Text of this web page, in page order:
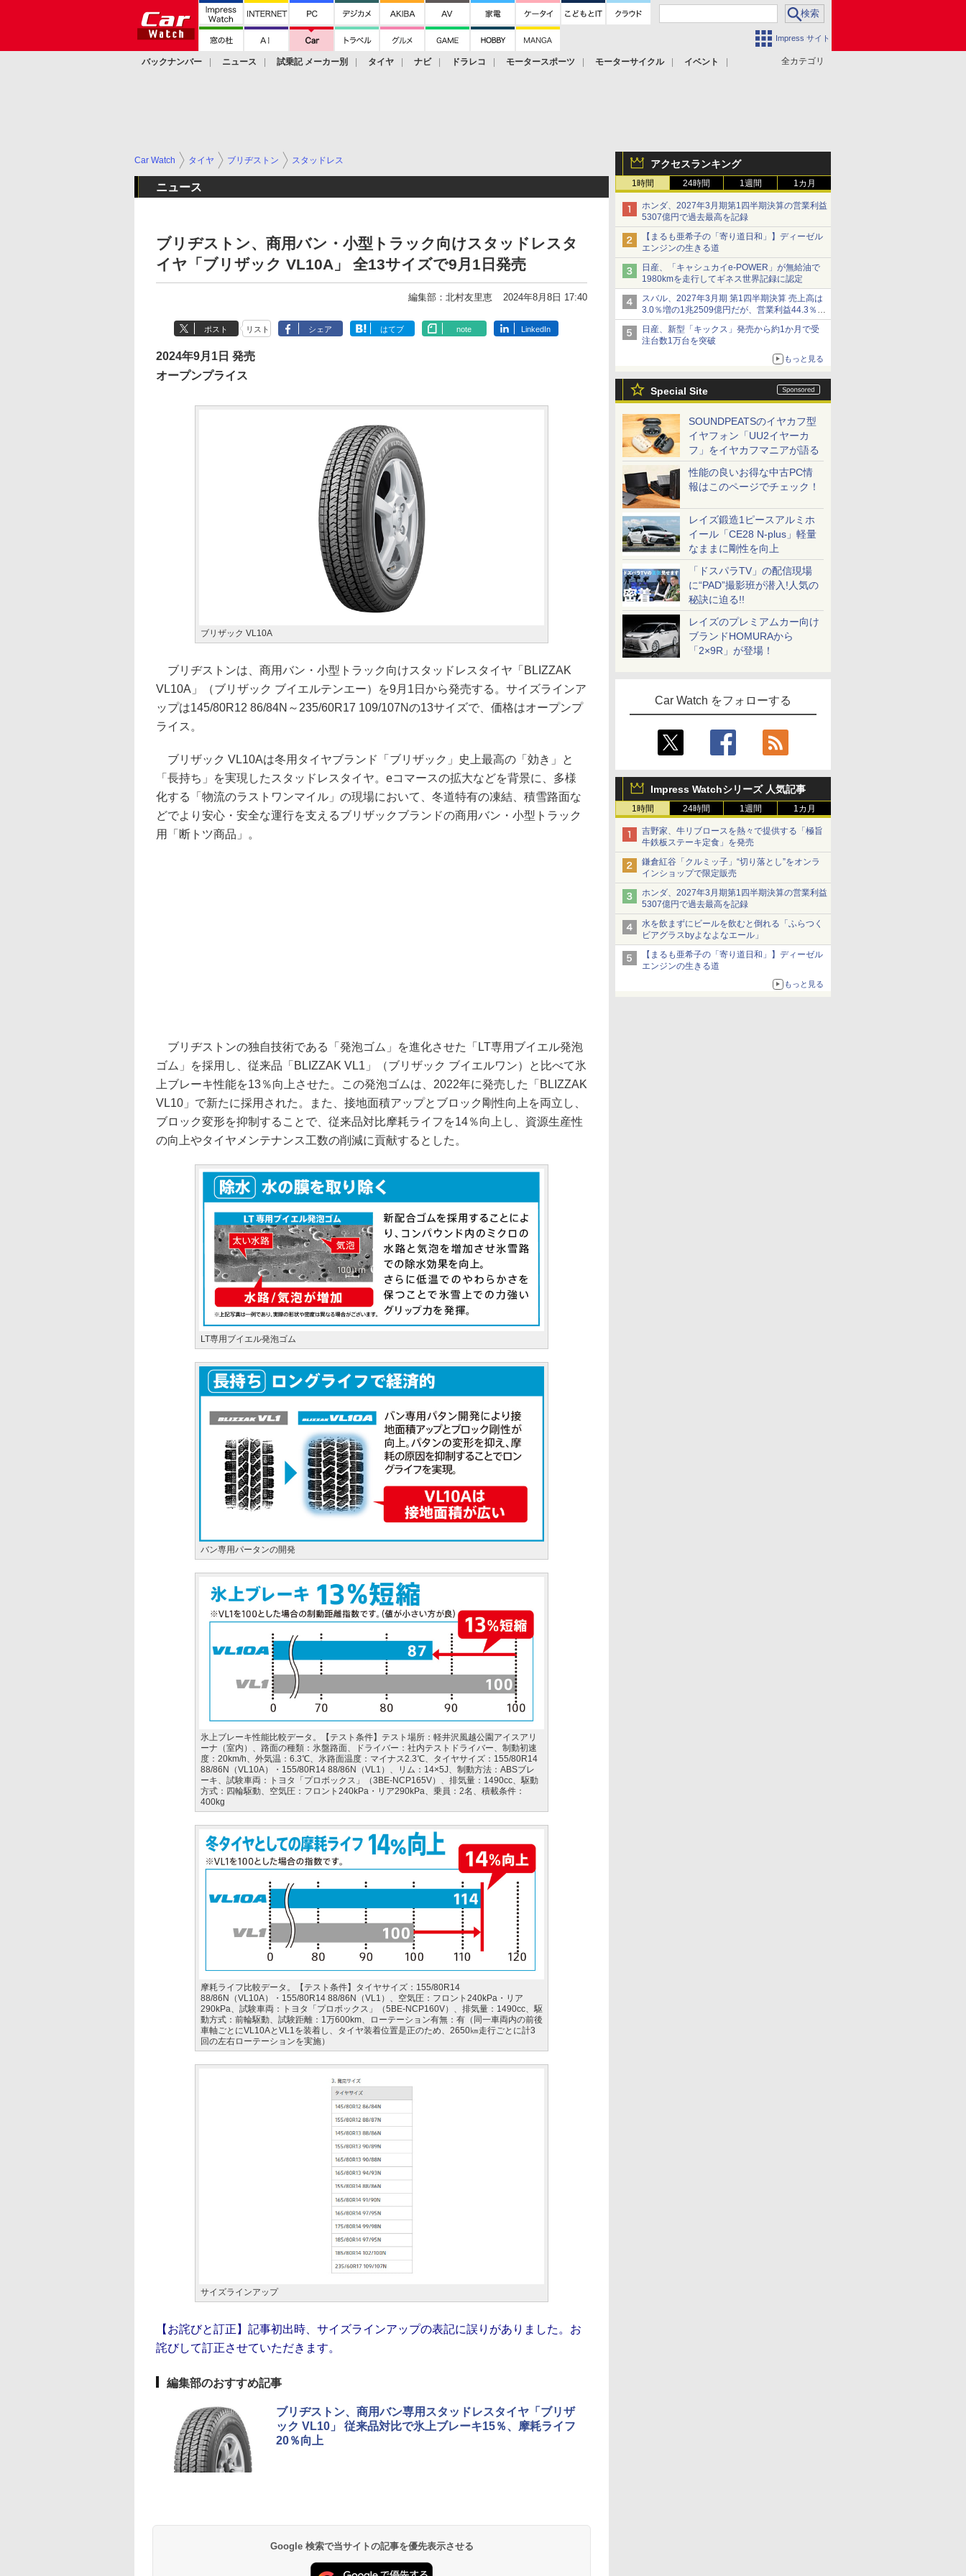
Impress サイト
全カテゴリ
バックナンバー ニュース 試乗記 メーカー別 タイヤ ナビ ドラレコ モータースポーツ モーターサイクル
イベント
アクセスランキング
1時間 24時間 1週間 1カ月
ホンダ、2027年3月期第1四半期決算の営業利益
5307億円で過去最高を記録
【まるも亜希子の「寄り道日和」】ディーゼル
エンジンの生きる道
日産、「キャシュカイe-POWER」が無給油で
1980kmを走行してギネス世界記録に認定
スバル、2027年3月期 第1四半期決算 売上高は
3.0％増の1兆2509億円だが、営業利益44.3％減
の426億円、当期利益10.3％減の492億円で増収
減益
日産、新型「キックス」発売から約1か月で受
注台数1万台を突破
もっと見る
Special Site
SOUNDPEATSのイヤカフ型
イヤフォン「UU2イヤーカ
フ」をイヤカフマニアが語る
性能の良いお得な中古PC情
報はこのページでチェック！
レイズ鍛造1ピースアルミホ
イール「CE28 N-plus」軽量
なままに剛性を向上
「ドスパラTV」の配信現場
に“PAD”撮影班が潜入!人気の
秘訣に迫る!!
レイズのプレミアムカー向け
ブランドHOMURAから
「2×9R」が登場！
Car Watch をフォローする
Impress Watchシリーズ 人気記事
1時間 24時間 1週間 1カ月
吉野家、牛リブロースを熱々で提供する「極旨
牛鉄板ステーキ定食」を発売
鎌倉紅谷「クルミッ子」“切り落とし”をオンラ
インショップで限定販売
ホンダ、2027年3月期第1四半期決算の営業利益
5307億円で過去最高を記録
水を飲まずにビールを飲むと倒れる「ふらつく
ビアグラスbyよなよなエール」
【まるも亜希子の「寄り道日和」】ディーゼル
エンジンの生きる道
もっと見る
Car Watch タイヤ ブリヂストン スタッドレス
ニュース
ブリヂストン、商用バン・小型トラック向けスタッドレスタ
イヤ「ブリザック VL10A」 全13サイズで9月1日発売
編集部：北村友里恵 2024年8月8日 17:40
ポスト リスト シェア はてブ note LinkedIn
2024年9月1日 発売
オープンプライス
ブリザック VL10A
ブリヂストンは、商用バン・小型トラック向けスタッドレスタイヤ「BLIZZAK
VL10A」（ブリザック ブイエルテンエー）を9月1日から発売する。サイズラインア
ップは145/80R12 86/84N～235/60R17 109/107Nの13サイズで、価格はオープンプ
ライス。
ブリザック VL10Aは冬用タイヤブランド「ブリザック」史上最高の「効き」と
「長持ち」を実現したスタッドレスタイヤ。eコマースの拡大などを背景に、多様
化する「物流のラストワンマイル」の現場において、冬道特有の凍結、積雪路面な
どでより安心・安全な運行を支えるブリザックブランドの商用バン・小型トラック
用「断トツ商品」。
ブリヂストンの独自技術である「発泡ゴム」を進化させた「LT専用ブイエル発泡
ゴム」を採用し、従来品「BLIZZAK VL1」（ブリザック ブイエルワン）と比べて氷
上ブレーキ性能を13％向上させた。この発泡ゴムは、2022年に発売した「BLIZZAK
VL10」で新たに採用された。また、接地面積アップとブロック剛性向上を両立し、
ブロック変形を抑制することで、従来品対比摩耗ライフを14％向上し、資源生産性
の向上やタイヤメンテナンス工数の削減に貢献するとした。
LT専用ブイエル発泡ゴム
バン専用パータンの開発
氷上ブレーキ性能比較データ。【テスト条件】テスト場所：軽井沢風越公園アイスアリ
ーナ（室内）、路面の種類：氷盤路面、ドライバー：社内テストドライバー、制動初速
度：20km/h、外気温：6.3℃、氷路面温度：マイナス2.3℃、タイヤサイズ：155/80R14
88/86N（VL10A）・155/80R14 88/86N（VL1）、リム：14×5J、制動方法：ABSブレ
ーキ、試験車両：トヨタ「プロボックス」（3BE-NCP165V）、排気量：1490cc、駆動
方式：四輪駆動、空気圧：フロント240kPa・リア290kPa、乗員：2名、積載条件：
400kg
摩耗ライフ比較データ。【テスト条件】タイヤサイズ：155/80R14
88/86N（VL10A）・155/80R14 88/86N（VL1）、空気圧：フロント240kPa・リア
290kPa、試験車両：トヨタ「プロボックス」（5BE-NCP160V）、排気量：1490cc、駆
動方式：前輪駆動、試験距離：1万600km、ローテーション有無：有（同一車両内の前後
車軸ごとにVL10AとVL1を装着し、タイヤ装着位置是正のため、2650㎞走行ごとに計3
回の左右ローテーションを実施）
サイズラインアップ
【お詫びと訂正】記事初出時、サイズラインアップの表記に誤りがありました。お
詫びして訂正させていただきます。
編集部のおすすめ記事
ブリヂストン、商用バン専用スタッドレスタイヤ「ブリザ
ック VL10」 従来品対比で氷上ブレーキ15％、摩耗ライフ
20％向上
Google 検索で当サイトの記事を優先表示させる